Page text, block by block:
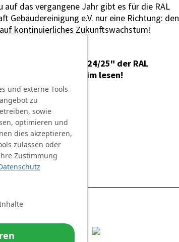
auf das vergangene Jahr gibt es für die RAL
Gebäudereinigung e.V. nur eine Richtung: den
kontinuierliches Zukunftswachstum!
2024/25" der RAL
hier. Viel Spaß beim lesen!
und externe Tools
zu
sowie
optimieren und
dies akzeptieren,
zulassen oder
Zustimmung